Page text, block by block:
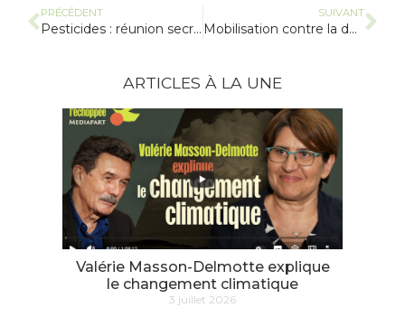
PRÉCÉDENT
Pesticides : réunion secrète entre la Commission et l’industrie
SUIVANT
Mobilisation contre la dérèglementation des OGM
ARTICLES À LA UNE
Valérie Masson-Delmotte explique
le changement climatique
3 juillet 2026